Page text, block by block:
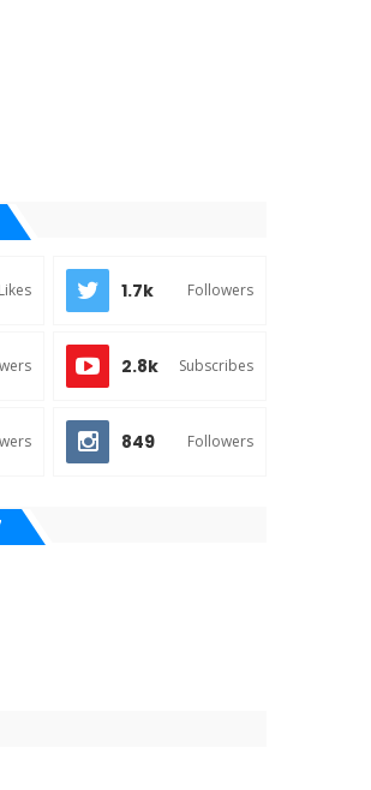
Likes 1.7k Followers
2.8k Subscribes
849 Followers